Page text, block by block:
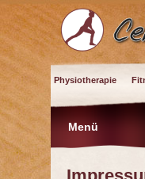
Physiotherapie
Menü